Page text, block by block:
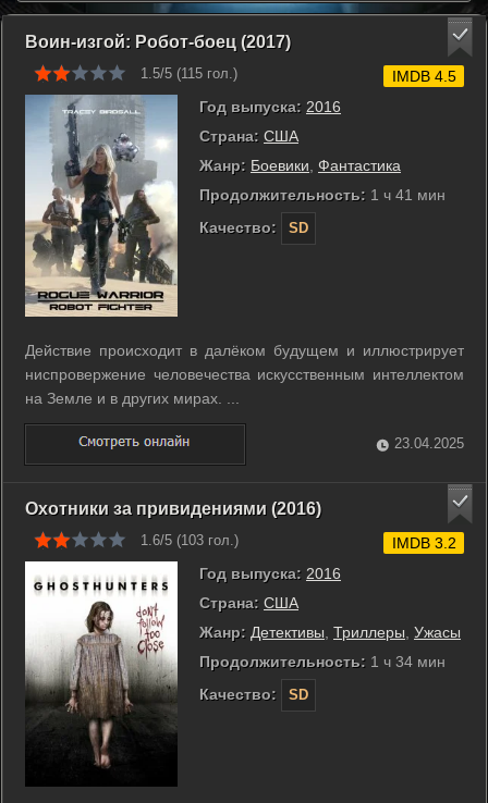
Воин-изгой: Робот-боец (2017)
1.5/5 (115 гол.)
Год выпуска: 2016
Страна: США
Жанр: Боевики Фантастика
Продолжительность: 1 ч 41 мин
Качество:
SD
IMDB 4.5
Действие происходит в далёком будущем и иллюстрирует
ниспровержение человечества искусственным интеллектом
на Земле и в других мирах. ...
23.04.2025
Охотники за привидениями (2016)
1.6/5 (103 гол.)
Год выпуска: 2016
Страна: США
Жанр: Детективы, Триллеры, Ужасы
Продолжительность: 1 ч 34 мин
Качество:
SD
IMDB 3.2